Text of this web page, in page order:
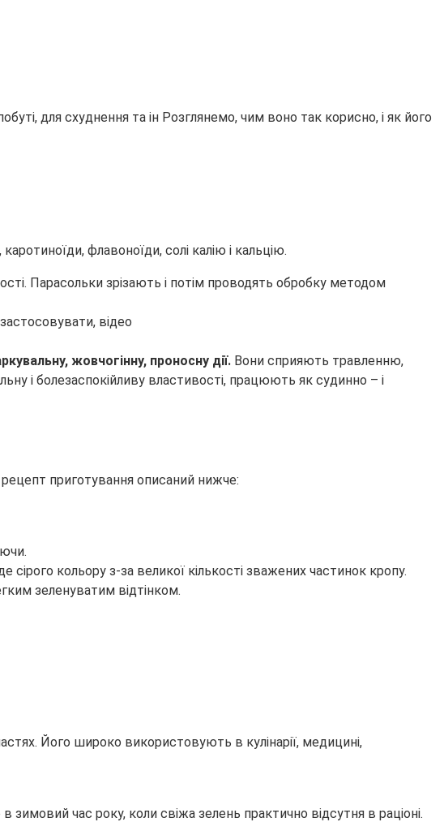
для схуднення та ін Розглянемо, чим воно так корисно, і як його
флавоноїди, солі калію і кальцію.
Парасольки зрізають і потім проводять обробку методом
жовчогінну, проносну дії. Вони сприяють травленню,
і болезаспокійливу властивості, працюють як судинно – і
приготування описаний нижче:
кольору з-за великої кількості зважених частинок кропу.
зеленуватим відтінком.
Його широко використовують в кулінарії, медицині,
зимовий час року, коли свіжа зелень практично відсутня в раціоні.